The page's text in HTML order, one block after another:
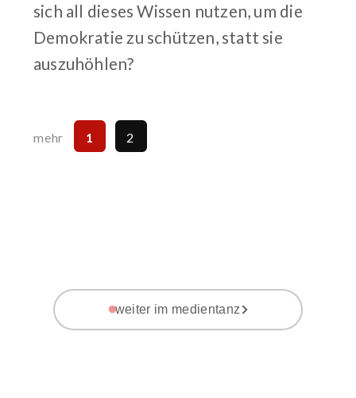
sich all dieses Wissen nutzen, um die
Demokratie zu schützen, statt sie
auszuhöhlen?
mehr 1 2
weiter im medientanz